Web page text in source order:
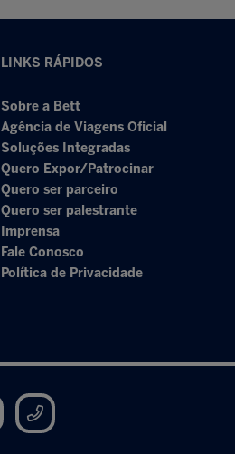
LINKS RÁPIDOS
Sobre a Bett
Agência de Viagens Oficial
Soluções Integradas
Quero Expor/Patrocinar
Quero ser parceiro
Quero ser palestrante
Imprensa
Fale Conosco
Política de Privacidade
YouTube